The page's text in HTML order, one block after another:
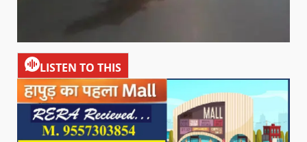
LISTEN TO THIS